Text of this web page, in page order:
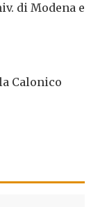
di Modena e
Calonico